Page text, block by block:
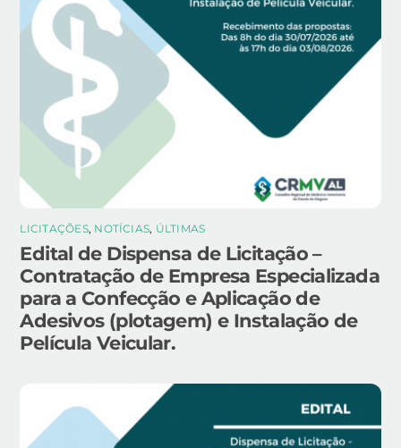
LICITAÇÕES, NOTÍCIAS, ÚLTIMAS
Edital de Dispensa de Licitação –
Contratação de Empresa Especializada
para a Confecção e Aplicação de
Adesivos (plotagem) e Instalação de
Película Veicular.